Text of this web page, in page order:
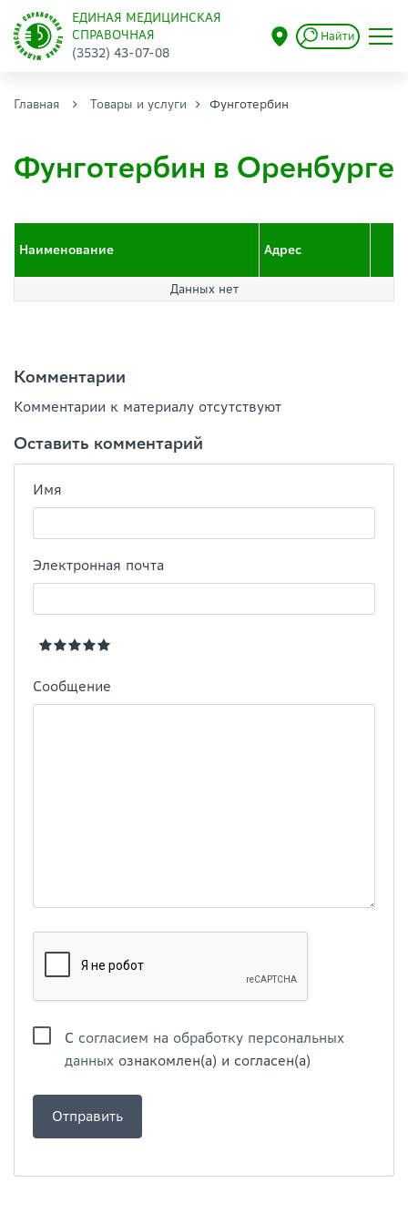
ЕДИНАЯ МЕДИЦИНСКАЯ
СПРАВОЧНАЯ
(3532) 43-07-08
Найти
Главная Товары и услуги Фунготербин
Фунготербин в Оренбурге
Наименование Адрес
Данных нет
Комментарии
Комментарии к материалу отсутствуют
Оставить комментарий
Имя
Электронная почта
Сообщение
С согласием на обработку персональных
данных ознакомлен(а) и согласен(а)